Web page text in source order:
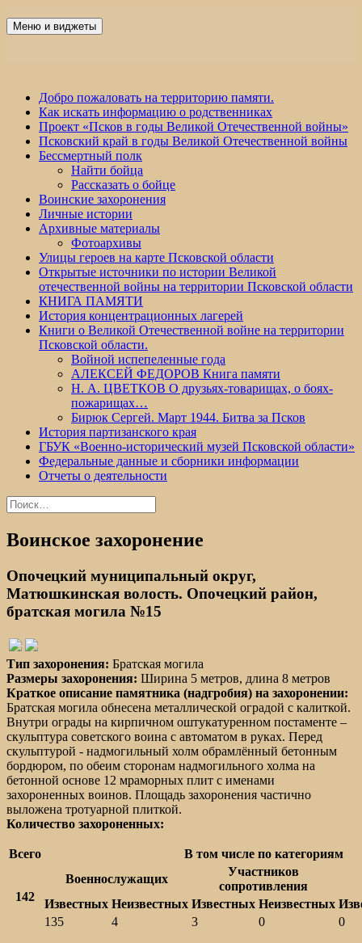
Победа 60
Меню и виджеты
Добро пожаловать на территорию памяти.
Как искать информацию о родственниках
Проект «Псков в годы Великой Отечественной войны»
Псковский край в годы Великой Отечественной войны
Бессмертный полк
Найти бойца
Рассказать о бойце
Воинские захоронения
Личные истории
Архивные материалы
Фотоархивы
Улицы героев на карте Псковской области
Открытые источники по истории Великой
отечественной войны на территории Псковской области
КНИГА ПАМЯТИ
История концентрационных лагерей
Книги о Великой Отечественной войне на территории
Псковской области.
Войной испепеленные года
АЛЕКСЕЙ ФЕДОРОВ Книга памяти
Н. А. ЦВЕТКОВ О друзьях-товарищах, о боях-
пожарищах…
Бирюк Сергей. Март 1944. Битва за Псков
История партизанского края
ГБУК «Военно-исторический музей Псковской области»
Федеральные данные и сборники информации
Отчеты о деятельности
Найти:
Воинское захоронение
Опочецкий муниципальный округ,
Матюшкинская волость. Опочецкий район,
братская могила №15
Тип захоронения: Братская могила
Размеры захоронения: Ширина 5 метров, длина 8 метров
Краткое описание памятника (надгробия) на захоронении:
Братская могила обнесена металлической оградой с калиткой.
Внутри ограды на кирпичном оштукатуренном постаменте –
скульптура советского воина с автоматом в руках. Перед
скульптурой - надмогильный холм обрамлённый бетонным
бордюром, по обеим сторонам надмогильного холма на
бетонной основе 12 мраморных плит с именами
захороненных воинов. Площадь захоронения частично
выложена тротуарной плиткой.
Количество захороненных:
Всего В том числе по категориям
142
Военнослужащих
Участников
сопротивления
Известных Неизвестных Известных Неизвестных
135
4 3 0 0